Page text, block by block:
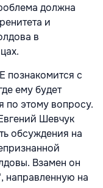
должна
и
в
познакомится с
ему будет
по этому вопросу.
Шевчук
обсуждения на
Взамен он
направленную на